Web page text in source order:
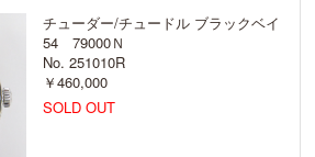
チューダー/チュードル ブラックベイ
54 79000Ｎ
No. 251010R
￥460,000
SOLD OUT